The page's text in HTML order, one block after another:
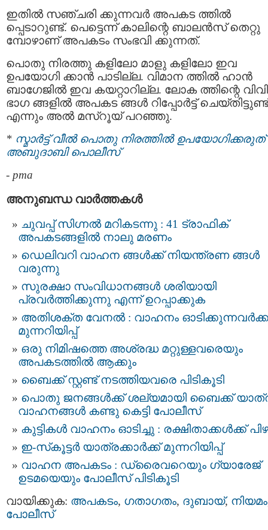
ഇതില്‍ സഞ്ചരി ക്കുന്നവര്‍ അപകട ത്തില്‍
പ്പെടാറുണ്ട്. പെട്ടെന്ന് കാലിന്റെ ബാലന്‍സ് തെറ്റു
മ്പോഴാണ് അപകടം സംഭവി ക്കുന്നത്.
പൊതു നിരത്തു കളിലോ മാളു കളിലോ ഇവ
ഉപയോഗി ക്കാന്‍ പാടില്ല. വിമാന ത്തില്‍ ഹാന്‍
ബാഗേജില്‍ ഇവ കയറ്റാറില്ല. ലോക ത്തിന്റെ
ഭാഗ ങ്ങളില്‍ അപകട ങ്ങള്‍ റിപ്പോര്‍ട്ട് ചെയ്തിട്ടുണ്ട്
എന്നും അല്‍ മസ്‌റൂയ് പറഞ്ഞു.
* സ്മാര്‍ട്ട് വീല്‍ പൊതു നിരത്തില്‍ ഉപയോഗിക്കരുത്
അബുദാബി പൊലീസ്
- pma
അനുബന്ധ വാര്‍ത്തകള്‍
ചുവപ്പ് സിഗ്നൽ മറികടന്നു : 41 ട്രാഫിക്
അപകടങ്ങളിൽ നാലു മരണം
ഡെലിവറി വാഹന ങ്ങൾക്ക്​ നിയ​ന്ത്രണ ങ്ങൾ
വരുന്നു
സുരക്ഷാ സംവിധാനങ്ങൾ ശരിയായി
പ്രവർത്തിക്കുന്നു എന്ന് ഉറപ്പാക്കുക
അതിശക്ത വേനൽ : വാഹനം
മുന്നറിയിപ്പ്
ഒരു നിമിഷത്തെ അശ്രദ്ധ മറ്റുള്ളവരെയും
അപകടത്തിൽ ആക്കും
ബൈക്ക് സ്റ്റണ്ട് നടത്തിയവരെ പിടികൂടി
പൊതു ജനങ്ങൾക്ക് ശല്യമായി ബൈക്ക്
വാഹനങ്ങൾ കണ്ടു കെട്ടി പോലീസ്
കുട്ടികൾ വാഹനം ഓടിച്ചു : രക്ഷിതാക്കൾക്ക് പിഴ
ഇ-സ്‌കൂട്ടർ യാത്രക്കാർക്ക് മുന്നറിയിപ്പ്
വാഹന അപകടം : ഡ്രൈവറെയും ഗ്യാരേജ്
ഉടമയെയും പോലീസ് പിടികൂടി
വായിക്കുക: അപകടം, ഗതാഗതം, ദുബായ്‌, നിയമം
പോലീസ്